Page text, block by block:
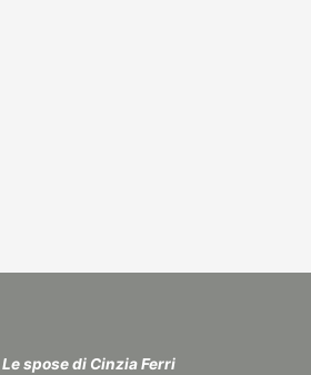
spose di Cinzia Ferri